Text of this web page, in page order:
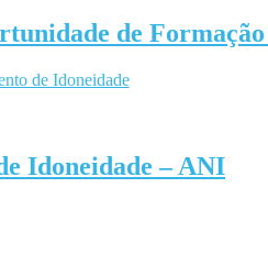
de
Idoneidade – ANI